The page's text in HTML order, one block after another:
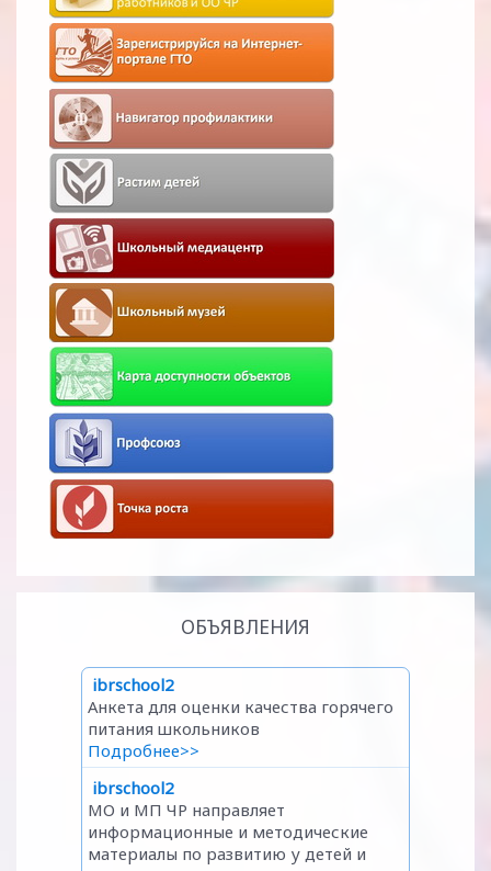
ОБЪЯВЛЕНИЯ